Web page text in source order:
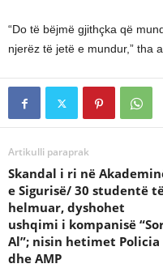
“Do të bëjmë gjithçka që
njerëz të jetë e mundur,” tha
Artikulli paraprak
Skandal i ri në
e Sigurisë/ 30 studentë
helmuar, dyshohet
ushqimi i kompanisë
Al”; nisin hetimet Policia
dhe AMP